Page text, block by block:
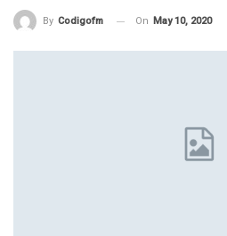
By Codigofm On May 10, 2020